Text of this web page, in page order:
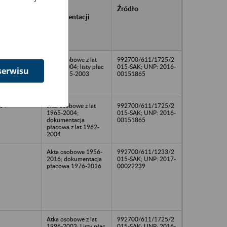
dokumentacji
Źródło
Akta osobowe z lat
1965-2004; listy płac
z lat 1965-2003
992700/611/1725/2
015-SAK; UNP: 2016-
00151865
akta osobowe z lat
1965-2004;
dokumentacja
płacowa z lat 1962-
2004
992700/611/1725/2
015-SAK; UNP: 2016-
00151865
Akta osobowe 1956-
2016; dokumentacja
płacowa 1976-2016
992700/611/1233/2
015-SAK; UNP: 2017-
00022239
Atka osobowe z lat
992700/611/1725/2